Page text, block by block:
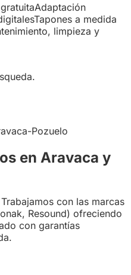
Adaptación
Tapones a medida
limpieza y
en Aravaca y
con las marcas
Resound) ofreciendo
con garantías